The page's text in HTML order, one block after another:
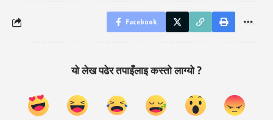
Facebook
यो लेख पढेर तपाइँलाइ कस्तो लाग्यो ?